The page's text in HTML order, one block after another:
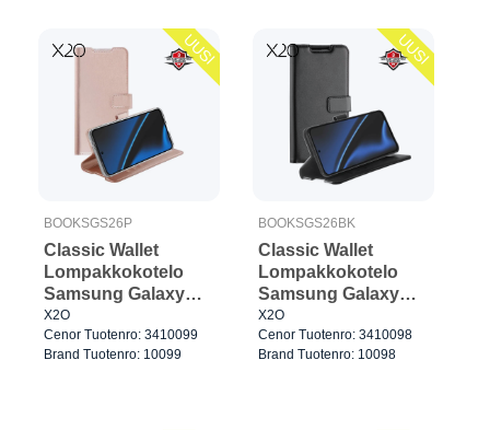
UUSI
BOOKSGS26P
Classic Wallet
Lompakkokotelo
Samsung Galaxy
S26 Purppura
X2O
Cenor Tuotenro: 3410099
Brand Tuotenro: 10099
UUSI
BOOKSGS26BK
Classic Wallet
Lompakkokotelo
Samsung Galaxy
S26 Musta
X2O
Cenor Tuotenro: 3410098
Brand Tuotenro: 10098